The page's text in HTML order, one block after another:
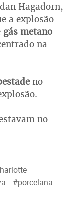
Hagadorn,
a explosão
gás metano
na
no
no
#porcelana